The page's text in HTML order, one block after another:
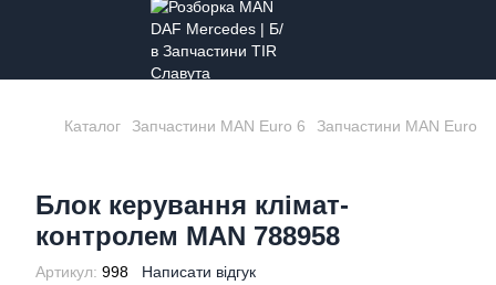
Каталог Запчастини MAN Euro 6 Запчастини MAN Euro 6
Блок керування клімат-
контролем MAN 788958
Артикул: 998 Написати відгук